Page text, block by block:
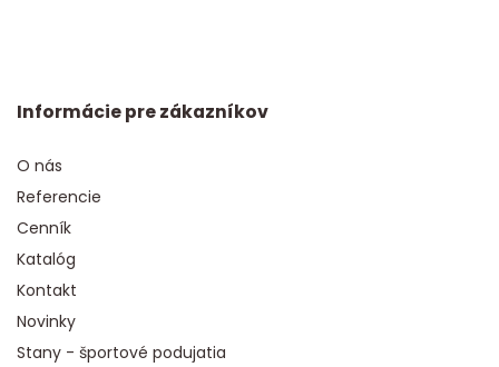
Informácie pre zákazníkov
O nás
Referencie
Cenník
Katalóg
Kontakt
Novinky
Stany - športové podujatia